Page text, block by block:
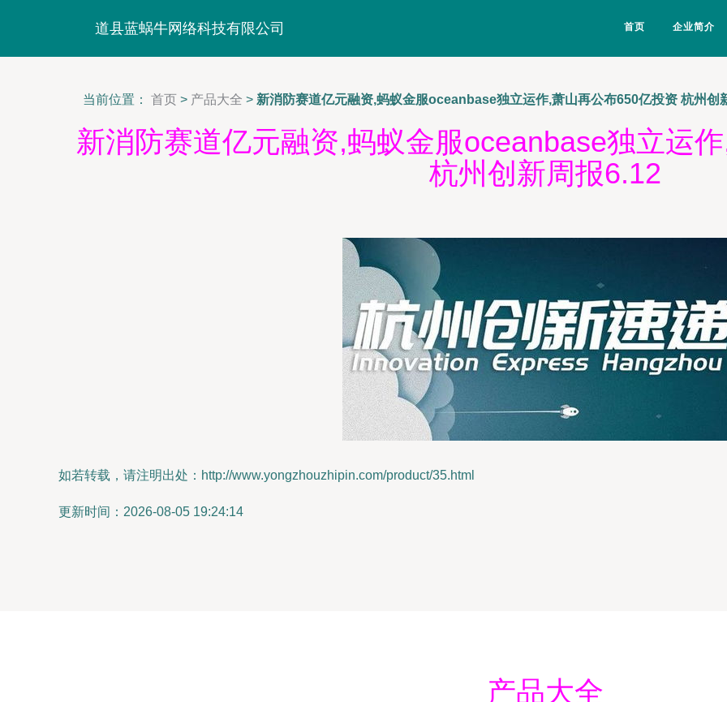
道县蓝蜗牛网络科技有限公司 首页 企业简介
当前位置： 首页 > 产品大全 > 新消防赛道亿元融资,蚂蚁金服oceanbase独立运作,萧山再公布650亿投资 杭州创
新消防赛道亿元融资,蚂蚁金服oceanbase独立运
杭州创新周报6.12
如若转载，请注明出处：http://www.yongzhouzhipin.com/product/35.html
更新时间：2026-08-05 19:24:14
产品大全